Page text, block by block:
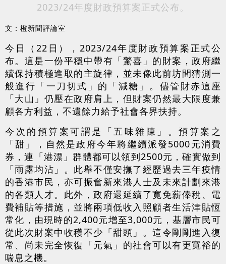
2023/24年度財政預算案正式公布。
文：橙新聞評論室
今日（22日），2023/24年度財政預算案正式公
布。這是一份平穩中帶有「驚喜」的財案，政府繼
續保持積極進取的主旋律，並未像此前坊間猜測一
般進行「一刀切式」的「減糖」。儘管財赤這座
「大山」仍壓在政府肩上，但財案仍然最大限度兼
顧各方利益，不遺餘力給予社會各界扶持。
今次的預算案可謂是「五味雜陳」。預算案之
「甜」，自然是政府今年將繼續派發5000元消費
券，連「港漂」群體都可以領到2500元，確實做到
「雨露均沾」。此舉不僅安撫了經歷過去三年疫情
的香港市民，亦可振奮新來港人士及未來計劃來港
的各類人才。此外，政府還延續了寛免薪俸稅、電
費補貼等措施，並將兩項低收入照顧者生活津貼恆
常化，由現時的2,400元增至3,000元，基層市民可
從此次財案中收穫不少「甜頭」。這令剛剛進入復
常、尚未完全恢復「元氣」的社會可以有更寬裕的
喘息之機。